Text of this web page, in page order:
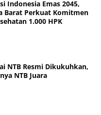
Indonesia Emas 2045,
Barat Perkuat Komitmen
1.000 HPK
NTB Resmi Dikukuhkan,
NTB Juara